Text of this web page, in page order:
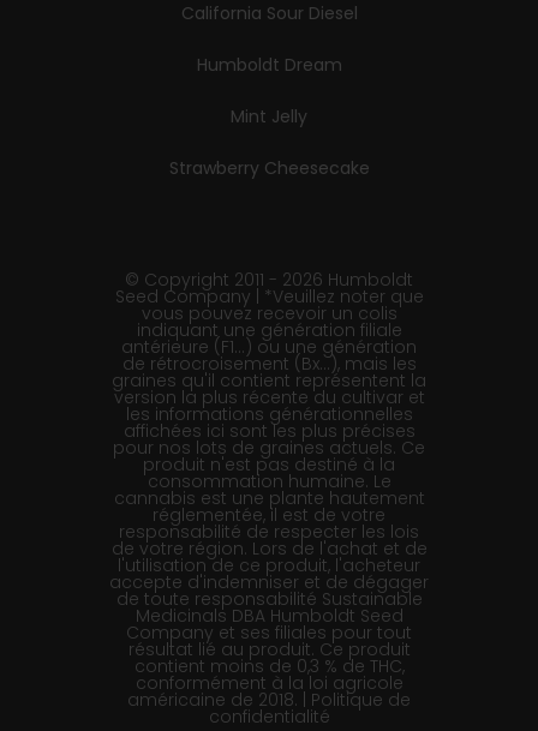
California Sour Diesel
Humboldt Dream
Mint Jelly
Strawberry Cheesecake
© Copyright 2011 - 2026 Humboldt
Seed Company | *Veuillez noter que
vous pouvez recevoir un colis
indiquant une génération filiale
antérieure (F1…) ou une génération
de rétrocroisement (Bx…), mais les
graines qu'il contient représentent la
version la plus récente du cultivar et
les informations générationnelles
affichées ici sont les plus précises
pour nos lots de graines actuels. Ce
produit n'est pas destiné à la
consommation humaine. Le
cannabis est une plante hautement
réglementée, il est de votre
responsabilité de respecter les lois
de votre région. Lors de l'achat et de
l'utilisation de ce produit, l'acheteur
accepte d'indemniser et de dégager
de toute responsabilité Sustainable
Medicinals DBA Humboldt Seed
Company et ses filiales pour tout
résultat lié au produit. Ce produit
contient moins de 0,3 % de THC,
conformément à la loi agricole
américaine de 2018. | Politique de
confidentialité